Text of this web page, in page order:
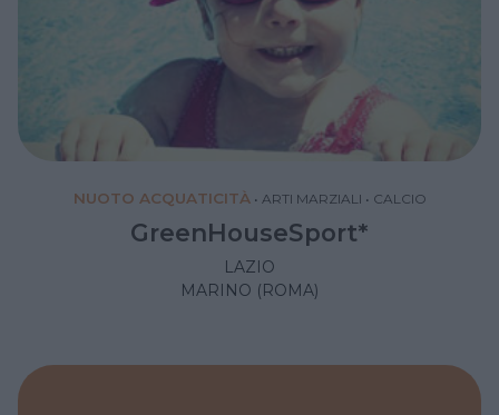
NUOTO ACQUATICITÀ • ARTI MARZIALI • CALCIO
GreenHouseSport*
LAZIO
MARINO (ROMA)